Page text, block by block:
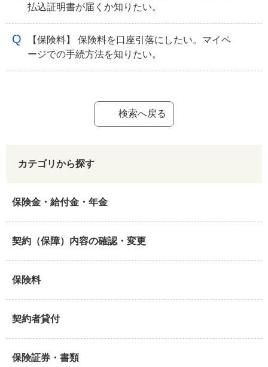
払込証明書が届くか知りたい。
【保険料】 保険料を口座引落にしたい。マイペ
ージでの手続方法を知りたい。
検索へ戻る
カテゴリから探す
保険金・給付金・年金
契約（保障）内容の確認・変更
保険料
契約者貸付
保険証券・書類